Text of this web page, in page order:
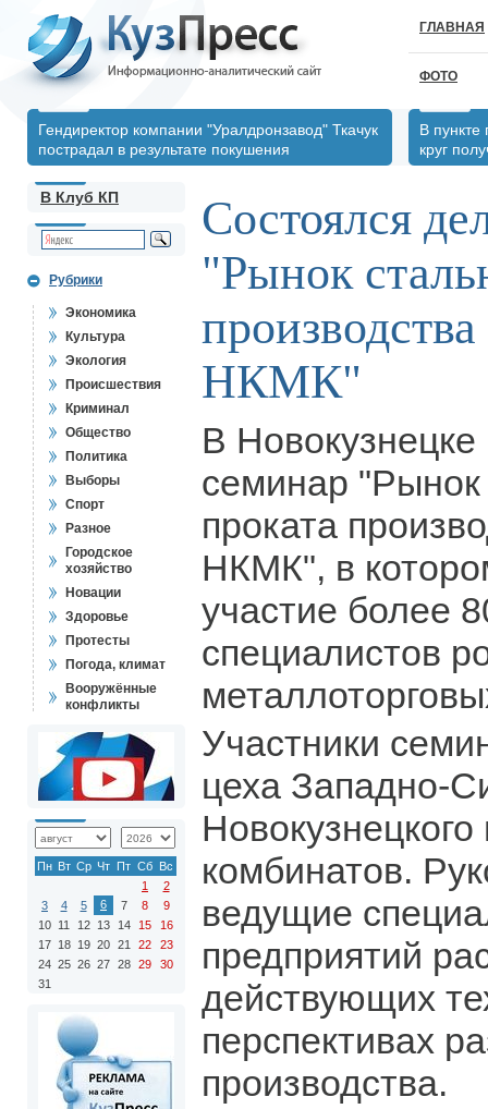
ГЛАВНАЯ
ФОТО
Гендиректор компании "Уралдронзавод" Ткачук
пострадал в результате покушения
В пункте
круг
В Клуб КП
Рубрики
Экономика
Культура
Экология
Происшествия
Криминал
Общество
Политика
Выборы
Спорт
Разное
Городское
хозяйство
Новации
Здоровье
Протесты
Погода, климат
Вооружённые
конфликты
Пн Вт Ср Чт Пт Сб Вс
1
2
3
4 5 6 7 8
9
10 11 12 13 14 15
16
17 18 19 20 21 22
23
24 25 26 27 28 29
30
31
Состоялся
"Рынок
НКМК"
В
семинар "Рынок
проката
НКМК", в
участие более
специалистов
Участники
цеха Западно-
комбинатов.
ведущие
предприятий
действующих
перспективах
производства.